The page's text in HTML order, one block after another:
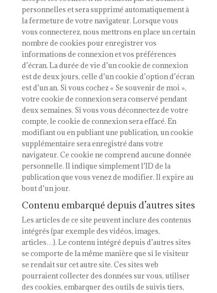
personnelles et sera supprimé automatiquement à
la fermeture de votre navigateur. Lorsque vous
vous connecterez, nous mettrons en place un certain
nombre de cookies pour enregistrer vos
informations de connexion et vos préférences
d’écran. La durée de vie d’un cookie de connexion
est de deux jours, celle d’un cookie d’option d’écran
est d’un an. Si vous cochez « Se souvenir de moi »,
votre cookie de connexion sera conservé pendant
deux semaines. Si vous vous déconnectez de votre
compte, le cookie de connexion sera effacé. En
modifiant ou en publiant une publication, un cookie
supplémentaire sera enregistré dans votre
navigateur. Ce cookie ne comprend aucune donnée
personnelle. Il indique simplement l’ID de la
publication que vous venez de modifier. Il expire au
bout d’un jour.
Contenu embarqué depuis d’autres sites
Les articles de ce site peuvent inclure des contenus
intégrés (par exemple des vidéos, images,
articles…). Le contenu intégré depuis d’autres sites
se comporte de la même manière que si le visiteur
se rendait sur cet autre site. Ces sites web
pourraient collecter des données sur vous, utiliser
des cookies, embarquer des outils de suivis tiers,